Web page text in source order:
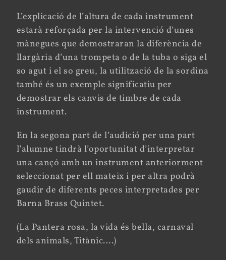
L’explicació de l’altura de cada instrument
estarà reforçada per la intervenció d’unes
mànegues que demostraran la diferència de
llargària d’una trompeta o de la tuba o siga el
so agut i el so greu, la utilització de la sordina
també és un exemple significatiu per
demostrar els canvis de timbre de cada
instrument.
En la segona part de l’audició per una part
l’alumne tindrà l’oportunitat d’interpretar
una cançó amb un instrument anteriorment
seleccionat per ell mateix i per altra podrà
gaudir de diferents peces interpretades per
Barna Brass Quintet.
(La Pantera rosa, la vida és bella, carnaval
dels animals, Titànic….)